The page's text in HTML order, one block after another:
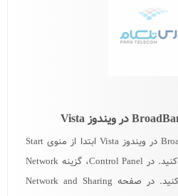
نحوه ساخت BroadBand Connection در ویندوز Vista ابتدا از منوی Start
ویندوز، Control Panel را انتخاب کنید. در Control Panel، گزینه Network
and Sharing Center را انتخاب کنید. در صفحه Network and Sharing